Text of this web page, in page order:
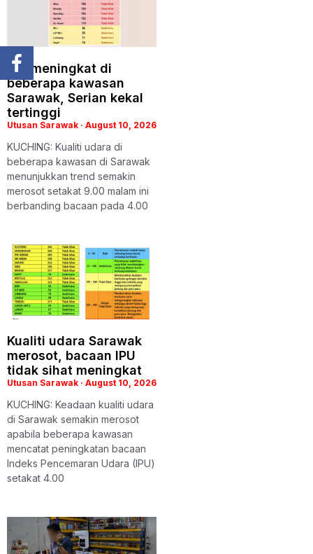
IPU meningkat di
beberapa kawasan
Sarawak, Serian kekal
tertinggi
Utusan Sarawak August 10, 2026
KUCHING: Kualiti udara di
beberapa kawasan di Sarawak
menunjukkan trend semakin
merosot setakat 9.00 malam ini
berbanding bacaan pada 4.00
Kualiti udara Sarawak
merosot, bacaan IPU
tidak sihat meningkat
Utusan Sarawak August 10, 2026
KUCHING: Keadaan kualiti udara
di Sarawak semakin merosot
apabila beberapa kawasan
mencatat peningkatan bacaan
Indeks Pencemaran Udara (IPU)
setakat 4.00